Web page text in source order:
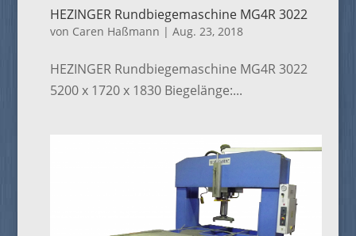
HEZINGER Rundbiegemaschine MG4R 3022
von Caren Haßmann | Aug. 23, 2018
HEZINGER Rundbiegemaschine MG4R 3022
5200 x 1720 x 1830 Biegelänge:...